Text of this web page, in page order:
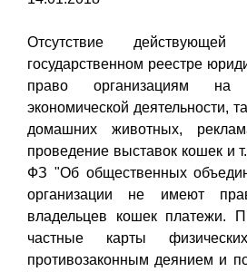
Отсутствие
государственном реестре
право организациям на
экономической деятельности,
домашних животных,
проведение выставок кошек и
ФЗ "Об общественных
организации не имеют
владельцев кошек платежи.
частные карты
противозаконным деянием и